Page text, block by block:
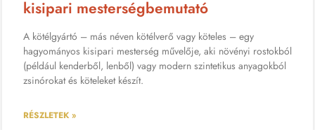
kisipari mesterségbemutató
A kötélgyártó – más néven kötélverő vagy köteles – egy
hagyományos kisipari mesterség művelője, aki növényi rostokból
(például kenderből, lenből) vagy modern szintetikus anyagokból
zsinórokat és köteleket készít.
RÉSZLETEK »